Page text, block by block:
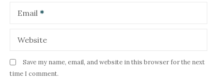
Email
Website
Save my name, email, and website in this browser for the next
time I comment.